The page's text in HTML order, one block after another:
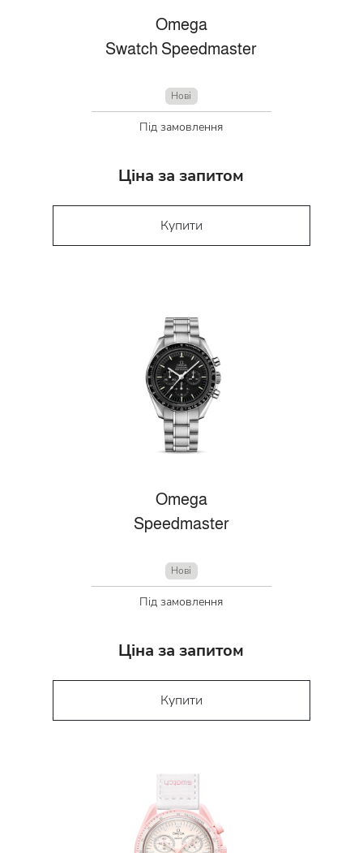
Omega
Swatch Speedmaster
Нові
Під замовлення
Ціна за запитом
Купити
Omega
Speedmaster
Нові
Під замовлення
Ціна за запитом
Купити